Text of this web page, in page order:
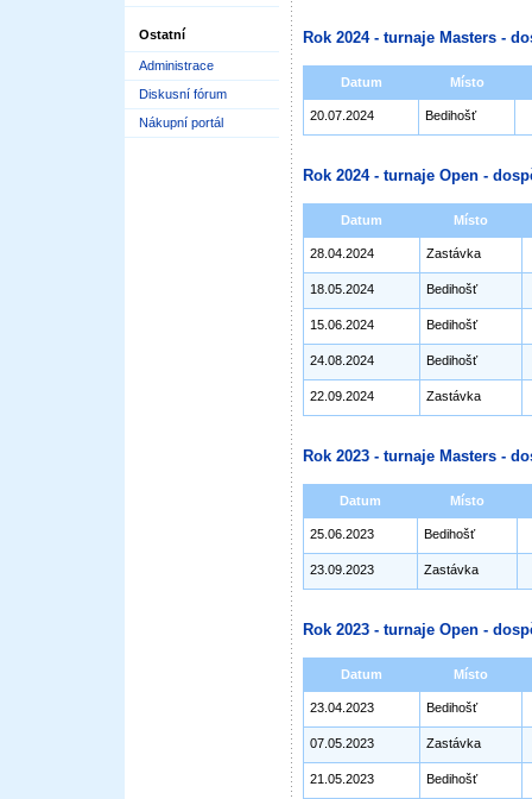
Ostatní
Administrace
Diskusní fórum
Nákupní portál
Rok 2024 - turnaje Masters -
Datum Místo
20.07.2024 Bedihošť
Rok 2024 - turnaje Open -
Datum Místo
28.04.2024 Zastávka
18.05.2024 Bedihošť
15.06.2024 Bedihošť
24.08.2024 Bedihošť
22.09.2024 Zastávka
Rok 2023 - turnaje Masters -
Datum Místo
25.06.2023 Bedihošť
23.09.2023 Zastávka
Rok 2023 - turnaje Open -
Datum Místo
23.04.2023 Bedihošť
07.05.2023 Zastávka
21.05.2023 Bedihošť